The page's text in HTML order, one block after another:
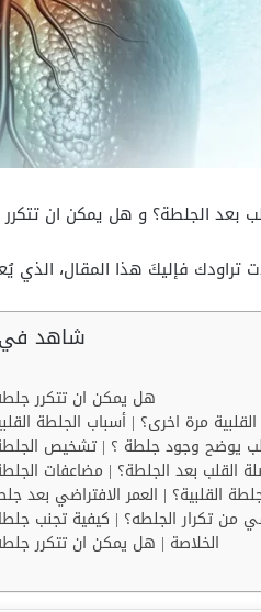
الجلطة؟ و هل يمكن ان
تراودك فإليكَ هذا المقال، الذي
شاهد في
هل يمكن ان تتكرر
مرة اخرى؟ | أسباب الجلطة
القلبية؟ | العمر الافتراضي بعد
تكرار الجلطه؟ | كيفية تجنب
الخلاصة | هل يمكن ان تتكرر